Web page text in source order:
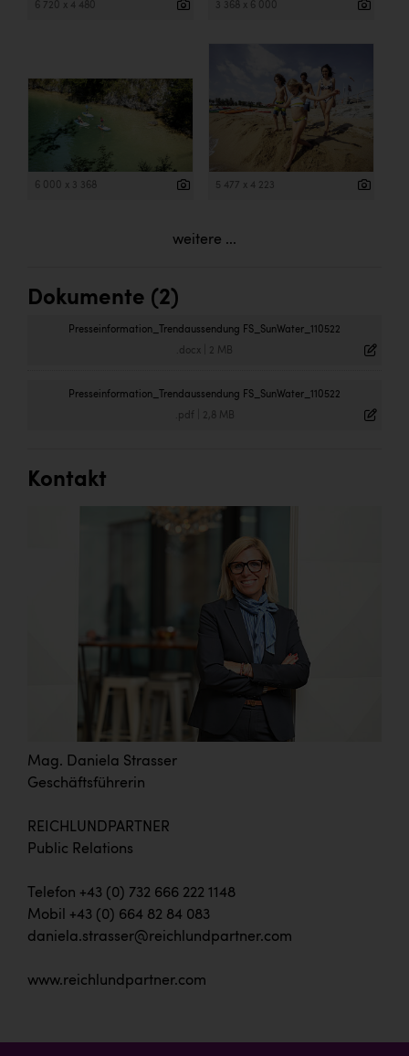
6 720 x 4 480 3 368 x 6 000
6 000 x 3 368 5 477 x 4 223
weitere ...
Dokumente (2)
Presseinformation_Trendaussendung FS_SunWater_110522
.docx 2 MB
Presseinformation_Trendaussendung FS_SunWater_110522
.pdf 2,8 MB
Kontakt
Mag. Daniela Strasser
Geschäftsführerin
REICHLUNDPARTNER
Public Relations
Telefon +43 (0) 732 666 222 1148
Mobil +43 (0) 664 82 84 083
daniela.strasser@reichlundpartner.com
www.reichlundpartner.com